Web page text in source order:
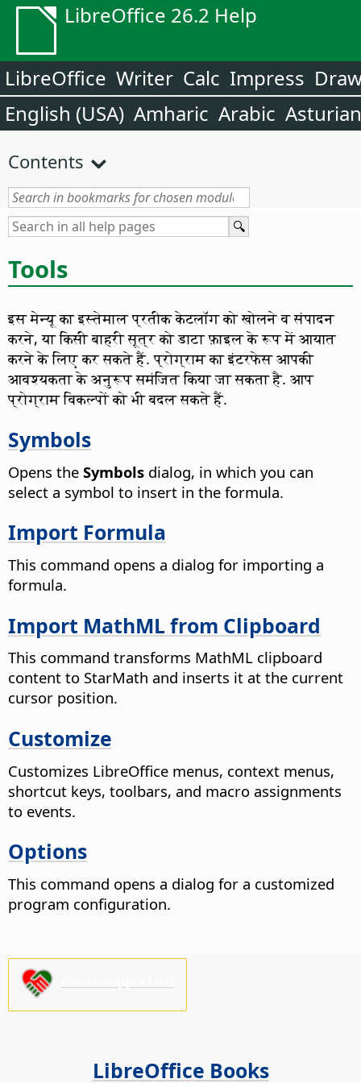
LibreOffice 26.2 Help
LibreOffice Writer Calc Impress
English (USA) Amharic Arabic Asturian
Contents
Tools
इस मेन्यू का इस्तेमाल प्रतीक केटलॉग को खोलने व संपादन
करने, या किसी बाहरी सूत्र को डाटा फ़ाइल के रूप में आयात
करने के लिए कर सकते हैं. प्रोग्राम का इंटरफेस आपकी
आवश्यकता के अनुरूप समंजित किया जा सकता है. आप
प्रोग्राम विकल्पों को भी बदल सकते हैं.
Symbols
Opens the Symbols dialog, in which you can
select a symbol to insert in the formula.
Import Formula
This command opens a dialog for importing a
formula.
Import MathML from Clipboard
This command transforms MathML clipboard
content to StarMath and inserts it at the current
cursor position.
Customize
Customizes LibreOffice menus, context menus,
shortcut keys, toolbars, and macro assignments
to events.
Options
This command opens a dialog for a customized
program configuration.
LibreOffice Books